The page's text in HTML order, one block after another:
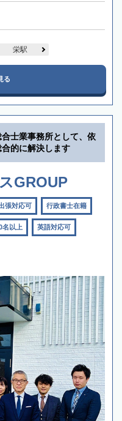
栄駅
る
合士業事務所として、依
的に解決します
GROUP
張対応可 行政書士在籍
名以上 英語対応可